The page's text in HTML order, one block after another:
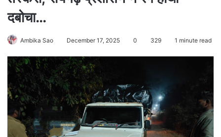
दबोचा…
Ambika Sao December 17, 2025 0 329 1 minute read